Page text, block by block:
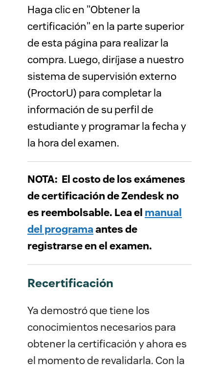
Haga clic en "Obtener la
certificación" en la parte superior
de esta página para realizar la
compra. Luego, diríjase a nuestro
sistema de supervisión externo
(ProctorU) para completar la
información de su perfil de
estudiante y programar la fecha y
la hora del examen.
NOTA: El costo de los exámenes
de certificación de Zendesk no
es reembolsable. Lea el manual
del programaantes de
registrarse en el examen.
Recertificación
Ya demostró que tiene los
conocimientos necesarios para
obtener la certificación y ahora es
el momento de revalidarla. Con la